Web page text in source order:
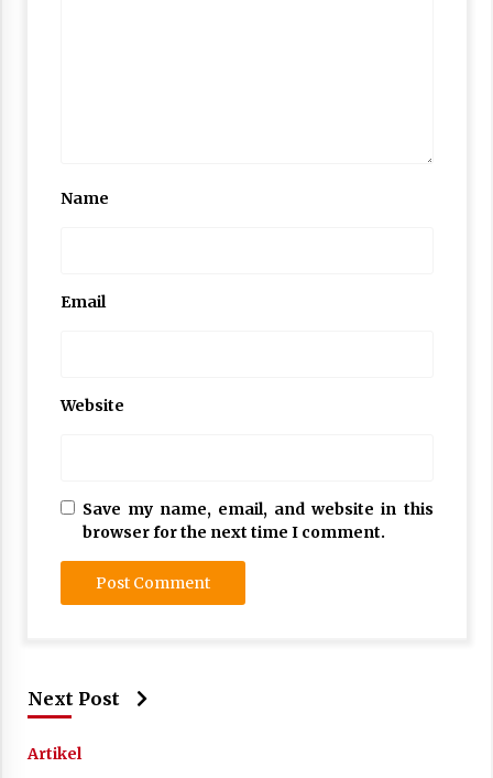
Name
Email
Website
Save my name, email, and website in this
browser for the next time I comment.
Next Post
Artikel